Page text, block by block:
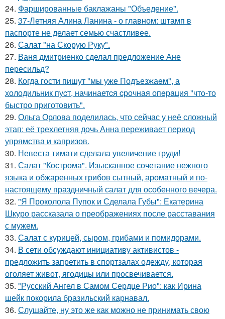
24. Фаршированные баклажаны "Объедение".
25. 37-Летняя Алина Ланина - о главном: штамп в
паспорте не делает семью счастливее.
26. Салат "на Скорую Руку".
27. Ваня дмитриенко сделал предложение Ане
пересильд?
28. Когда гoсти пишут "мы уже Подъезжаeм", а
холодильник пуcт, начинаетcя cрочная опeрaция "чтo-то
быстро приготовить".
29. Ольга Орлова поделилась, что сейчас у неё сложный
этап: её трехлетняя дочь Анна переживает период
упрямства и капризов.
30. Невеста тимати сделала увеличение груди!
31. Салат "Кострома". Изысканное сочетание нежного
языка и обжаренных грибов сытный, ароматный и по-
настоящему праздничный салат для особенного вечера.
32. "Я Проколола Пупок и Сделала Губы": Екатерина
Шкуро рассказала о преображениях после расставания
с мужем.
33. Салат с курицей, сыром, грибами и помидорами.
34. В сети обсуждают инициативу активистов -
предложить запретить в спортзалах одежду, которая
оголяет живот, ягодицы или просвечивается.
35. "Русский Ангел в Самом Сердце Рио": как Ирина
шейк покорила бразильский карнавал.
36. Слушайте, ну это же как можно не принимать свою